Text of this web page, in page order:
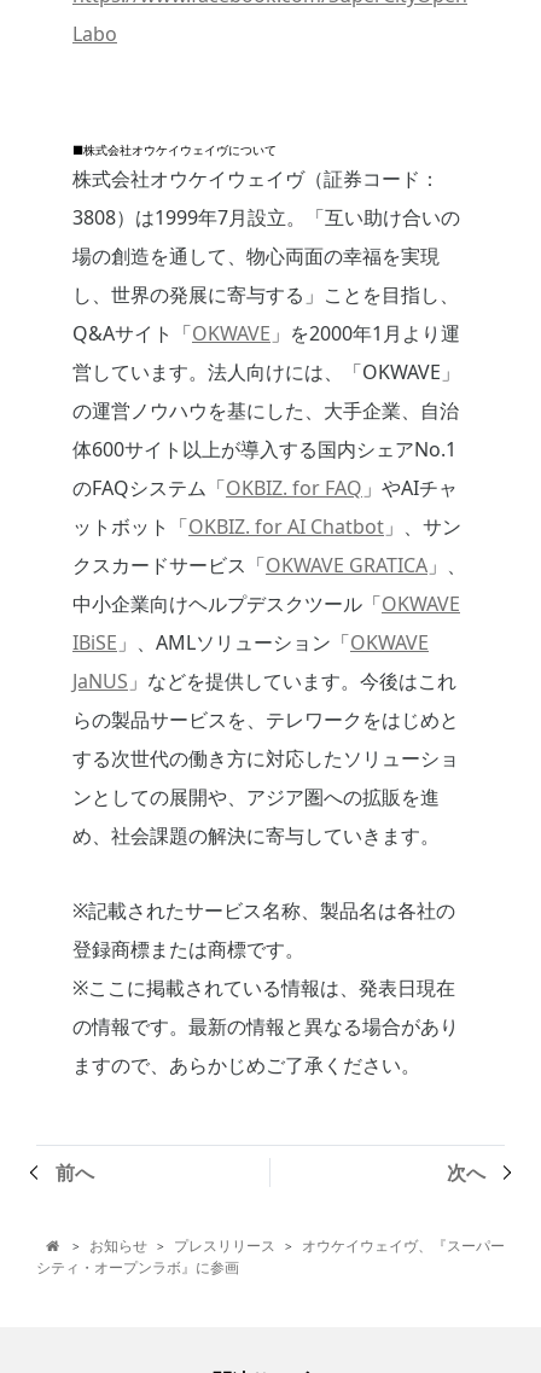
Labo
■株式会社オウケイウェイヴについて
株式会社オウケイウェイヴ（証券コード：
3808）は1999年7月設立。「互い助け合いの
場の創造を通して、物心両面の幸福を実現
し、世界の発展に寄与する」ことを目指し、
Q&Aサイト「OKWAVE 」を2000年1月より運
営しています。法人向けには、「OKWAVE」
の運営ノウハウを基にした、大手企業、自治
体600サイト以上が導入する国内シェアNo.1
のFAQシステム「OKBIZ. for FAQ 」やAIチャ
ットボット「OKBIZ. for AI Chatbot 」、サン
クスカードサービス「OKWAVE GRATICA 」、
中小企業向けヘルプデスクツール「OKWAVE
IBiSE 」、AMLソリューション「OKWAVE
JaNUS 」などを提供しています。今後はこれ
らの製品サービスを、テレワークをはじめと
する次世代の働き方に対応したソリューショ
ンとしての展開や、アジア圏への拡販を進
め、社会課題の解決に寄与していきます。
※記載されたサービス名称、製品名は各社の
登録商標または商標です。
※ここに掲載されている情報は、発表日現在
の情報です。最新の情報と異なる場合があり
ますので、あらかじめご了承ください。
前へ 次へ
 > お知らせ > プレスリリース >
オウケイウェイヴ、『スーパー
シティ・オープンラボ』に参画